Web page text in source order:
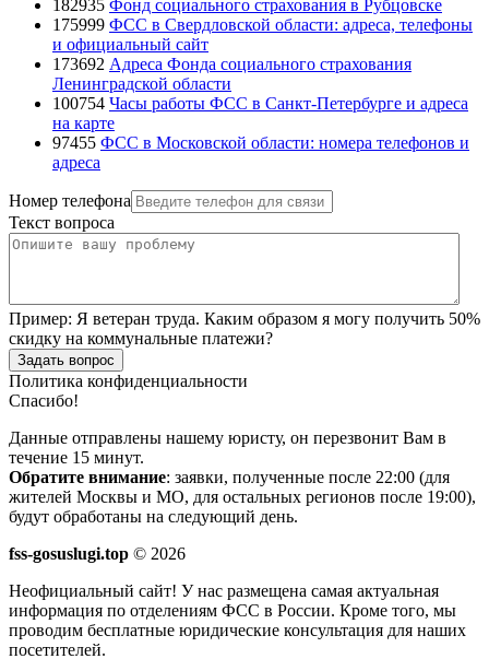
182935 Фонд социального страхования в Рубцовске
175999 ФСС в Свердловской области: адреса, телефоны
и официальный сайт
173692 Адреса Фонда социального страхования
Ленинградской области
100754 Часы работы ФСС в Санкт-Петербурге и адреса
на карте
97455 ФСС в Московской области: номера телефонов и
адреса
Номер телефона
Текст вопроса
Пример: Я ветеран труда. Каким образом я могу получить 50%
скидку на коммунальные платежи?
Задать вопрос
Политика конфиденциальности
Спасибо!
Данные отправлены нашему юристу, он перезвонит Вам в
течение 15 минут.
Обратите внимание: заявки, полученные после 22:00 (для
жителей Москвы и МО, для остальных регионов после 19:00),
будут обработаны на следующий день.
fss-gosuslugi.top © 2026
Неофициальный сайт! У нас размещена самая актуальная
информация по отделениям ФСС в России. Кроме того, мы
проводим бесплатные юридические консультация для наших
посетителей.